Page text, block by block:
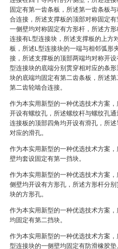
固定有第一齿条板，所述第一齿条板
合连接，所述支撑板的顶部对称固定
一侧壁均对称固定有方形杆，所述方
连接有L型连接块，所述支撑板的上方
板，所述L型连接块的一端与相邻弧形
接，所述支撑板的顶部两端均对称开
型连接块的底端分别贯穿相对应的条
块的底端均固定有第二齿条板，所述
第二齿轮啮合连接。
作为本实用新型的一种优选技术方案
开设有螺纹孔，所述螺纹杆与螺纹孔
连接板的顶部四角均开设有滑孔，所
对应的滑孔。
作为本实用新型的一种优选技术方案
壁均套设固定有第一挡块。
作为本实用新型的一种优选技术方案
侧壁均开设有方形孔，所述方形杆分
块的方形孔。
作为本实用新型的一种优选技术方案
均固定有第二挡块。
作为本实用新型的一种优选技术方案
型连接块的一侧壁均固定有防滑橡胶垫